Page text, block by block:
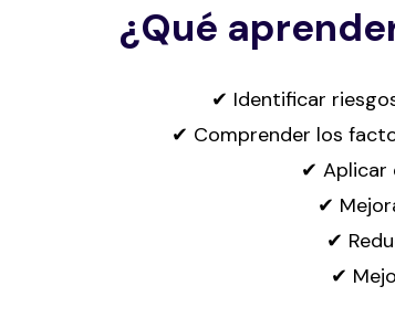
¿Qué
✔ Identificar
✔ Comprender los
✔ Aplicar
✔
✔
✔